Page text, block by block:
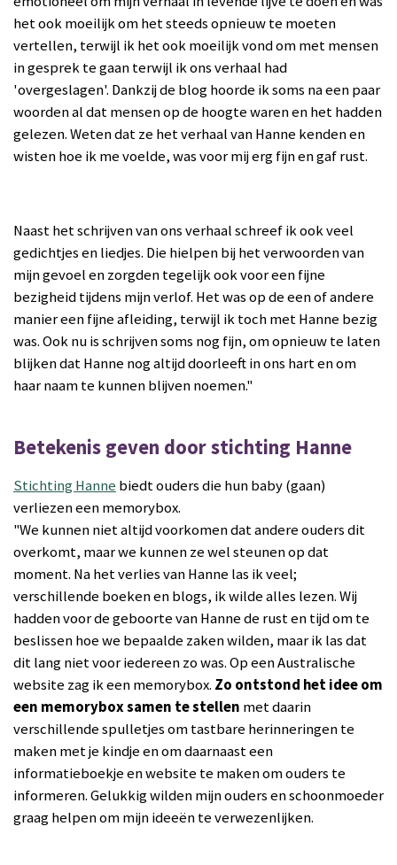
het ook moeilijk om het steedsopnieuw te moeten
vertellen, terwijl ik het ook moeilijk vond om met mensen
in gesprek te gaan terwijl ik ons verhaal had
'overgeslagen'. Dankzij de blog hoorde ik soms na een paar
woorden al dat mensen op de hoogte waren en het hadden
gelezen. Weten dat ze het verhaal van Hanne kendenen
wisten hoe ik me voelde,was voor mij erg fijn en gaf rust.
Naast het schrijven van ons verhaal schreef ik ook veel
gedichtjes en liedjes. Die hielpen bij het verwoorden van
mijn gevoel en zorgden tegelijk ook voor een fijne
bezigheid tijdens mijn verlof. Het was op de een of andere
manier een fijne afleiding, terwijl ik toch met Hanne bezig
was.Ook nu is schrijven soms nog fijn, om opnieuw te laten
blijken dat Hanne nog altijd doorleeft in ons hart en om
haar naam te kunnen blijven noemen."
Betekenis geven door stichting Hanne
Stichting Hanne biedt ouders die hun baby (gaan)
verliezen een memorybox.
"We kunnen niet altijd voorkomen dat andere ouders dit
overkomt, maar we kunnen ze wel steunen op dat
moment. Na het verlies van Hanne las ik veel;
verschillende boeken en blogs, ik wilde alles lezen.Wij
hadden voor de geboorte van Hanne de rust en tijd om te
beslissen hoe we bepaalde zaken wilden, maar ik las dat
dit lang niet voor iedereen zo was. Op een Australische
website zag ik eenmemorybox. Zo ontstond het idee om
een memoryboxsamen te stellen met daarin
verschillende spulletjes om tastbare herinneringen te
maken met je kindje en om daarnaast een
informatieboekje en website te maken om ouders te
informeren. Gelukkig wilden mijn ouders en schoonmoeder
graag helpen om mijn ideeën te verwezenlijken.